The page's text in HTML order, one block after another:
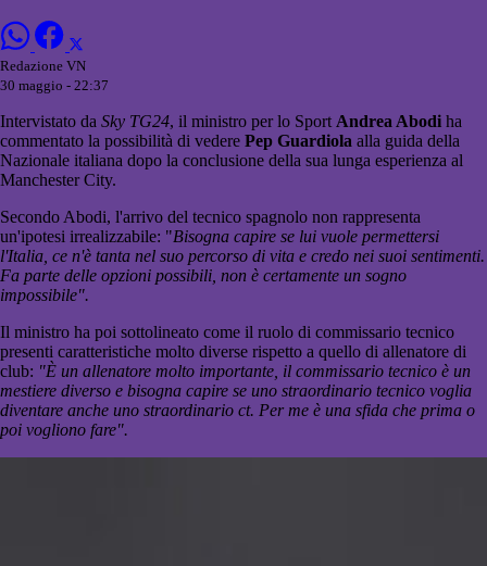
Redazione VN
30 maggio - 22:37
Intervistato da Sky TG24, il ministro per lo Sport Andrea Abodi ha
commentato la possibilità di vedere Pep Guardiola alla guida della
Nazionale italiana dopo la conclusione della sua lunga esperienza al
Manchester City.
Secondo Abodi, l'arrivo del tecnico spagnolo non rappresenta
un'ipotesi irrealizzabile: "Bisogna capire se lui vuole permettersi
l'Italia, ce n'è tanta nel suo percorso di vita e credo nei suoi sentimenti.
Fa parte delle opzioni possibili, non è certamente un sogno
impossibile".
Il ministro ha poi sottolineato come il ruolo di commissario tecnico
presenti caratteristiche molto diverse rispetto a quello di allenatore di
club: "È un allenatore molto importante, il commissario tecnico è un
mestiere diverso e bisogna capire se uno straordinario tecnico voglia
diventare anche uno straordinario ct. Per me è una sfida che prima o
poi vogliono fare".